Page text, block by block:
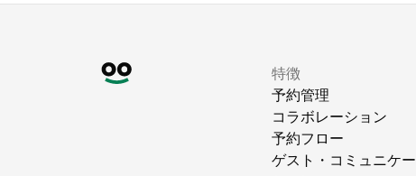
特徴
予約管理
コラボレーション
予約フロー
ゲスト・コミュニケー